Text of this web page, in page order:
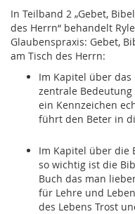
In Teilband 2 „Gebet,
des Herrn“ behandelt
Glaubenspraxis: Gebet,
am Tisch des Herrn:
Im Kapitel über das
zentrale
ein Kennzeichen
führt den Beter in
Im Kapitel über die
so wichtig ist die
Buch das man
für Lehre und
des Lebens Trost